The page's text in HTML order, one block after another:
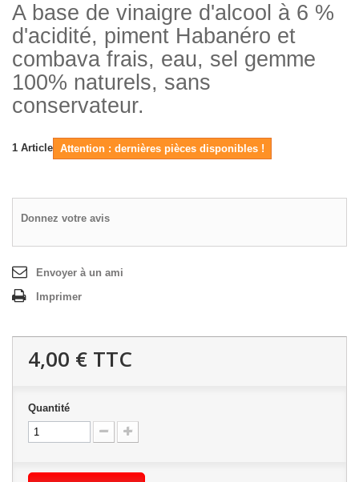
A base de vinaigre d'alcool à 6 %
d'acidité, piment Habanéro et
combava frais, eau, sel gemme
100% naturels, sans
conservateur.
1 Article Attention : dernières pièces disponibles !
Donnez votre avis
Envoyer à un ami
Imprimer
4,00 € TTC
Quantité